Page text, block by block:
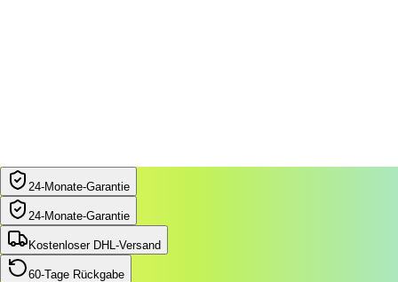
24‑Monate‑Garantie
24‑Monate‑Garantie
Kostenloser DHL-Versand
60-Tage Rückgabe